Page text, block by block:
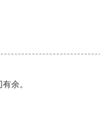
余。